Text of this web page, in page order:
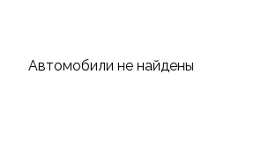
Автомобили не найдены